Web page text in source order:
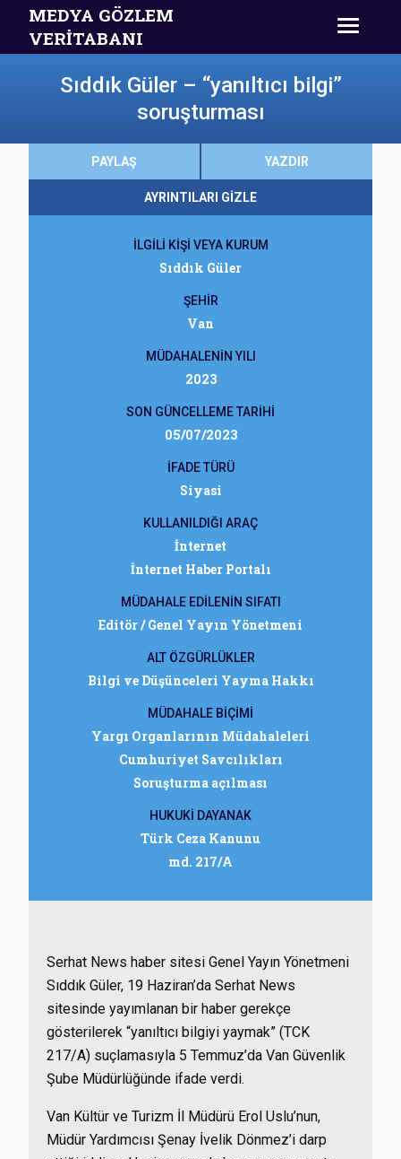
MEDYA GÖZLEM
VERİTABANI
Sıddık Güler – “yanıltıcı bilgi”
soruşturması
PAYLAŞ YAZDIR
AYRINTILARI GİZLE
İLGİLİ KİŞİ VEYA KURUM
Sıddık Güler
ŞEHİR
Van
MÜDAHALENİN YILI
2023
SON GÜNCELLEME TARİHİ
05/07/2023
İFADE TÜRÜ
Siyasi
KULLANILDIĞI ARAÇ
İnternet
İnternet Haber Portalı
MÜDAHALE EDİLENİN SIFATI
Editör / Genel Yayın Yönetmeni
ALT ÖZGÜRLÜKLER
Bilgi ve Düşünceleri Yayma Hakkı
MÜDAHALE BİÇİMİ
Yargı Organlarının Müdahaleleri
Cumhuriyet Savcılıkları
Soruşturma açılması
HUKUKİ DAYANAK
Türk Ceza Kanunu
md. 217/A
Serhat News haber sitesi Genel Yayın Yönetmeni
Sıddık Güler, 19 Haziran’da Serhat News
sitesinde yayımlanan bir haber gerekçe
gösterilerek “yanıltıcı bilgiyi yaymak” (TCK
217/A) suçlamasıyla 5 Temmuz’da Van Güvenlik
Şube Müdürlüğünde ifade verdi.
Van Kültür ve Turizm İl Müdürü Erol Uslu’nun,
Müdür Yardımcısı Şenay İvelik Dönmez’i darp